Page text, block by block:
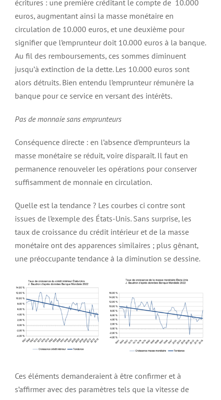
écritures : une première créditant le compte de 10.000
euros, augmentant ainsi la masse monétaire en
circulation de 10.000 euros, et une deuxième pour
signifier que l’emprunteur doit 10.000 euros à la banque.
Au fil des remboursements, ces sommes diminuent
jusqu’à extinction de la dette. Les 10.000 euros sont
alors détruits. Bien entendu l’emprunteur rémunère la
banque pour ce service en versant des intérêts.
Pas de monnaie sans emprunteurs
Conséquence directe : en l’absence d’emprunteurs la
masse monétaire se réduit, voire disparaît. Il faut en
permanence renouveler les opérations pour conserver
suffisamment de monnaie en circulation.
Quelle est la tendance ? Les courbes ci contre sont
issues de l’exemple des États-Unis. Sans surprise, les
taux de croissance du crédit intérieur et de la masse
monétaire ont des apparences similaires ; plus gênant,
une préoccupante tendance à la diminution se dessine.
Ces éléments demanderaient à être confirmer et à
s’affirmer avec des paramètres tels que la vitesse de